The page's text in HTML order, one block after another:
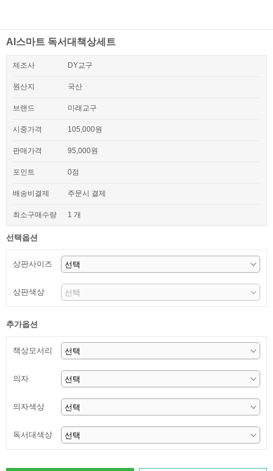
AI스마트 독서대책상세트
제조사 DY교구
원산지 국산
브랜드 미래교구
시중가격 105,000원
판매가격 95,000원
포인트 0점
배송비결제 주문시 결제
최소구매수량 1 개
선택옵션
상판사이즈
상판색상
추가옵션
책상모서리
의자
의자색상
독서대색상